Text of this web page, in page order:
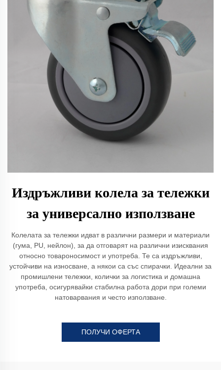
Издръжливи колела за тележки
за универсално използване
Колелата за тележки идват в различни размери и материали
(гума, PU, нейлон), за да отговарят на различни изисквания
относно товароносимост и употреба. Те са издръжливи,
устойчиви на износване, а някои са със спирачки. Идеални за
промишлени тележки, колички за логистика и домашна
употреба, осигурявайки стабилна работа дори при големи
натоварвания и често използване.
ПОЛУЧИ ОФЕРТА